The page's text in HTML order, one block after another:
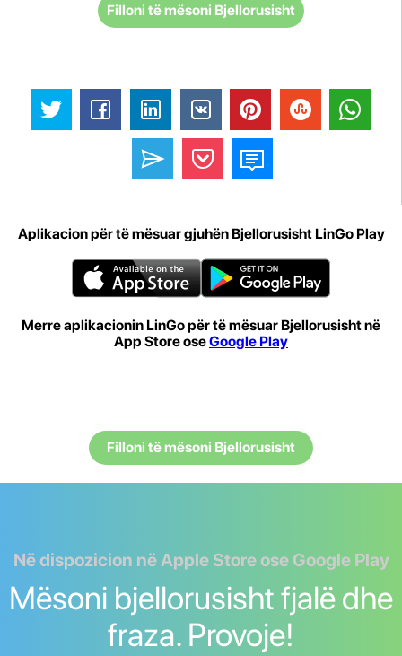
Filloni të mësoni Bjellorusisht
Aplikacion për të mësuar gjuhën Bjellorusisht LinGo Play
Merre aplikacionin LinGo për të mësuar Bjellorusisht në
App Store oseGoogle Play
Filloni të mësoni Bjellorusisht
Në dispozicion në Apple Store ose Google Play
Mësoni bjellorusisht fjalë dhe
fraza. Provoje!